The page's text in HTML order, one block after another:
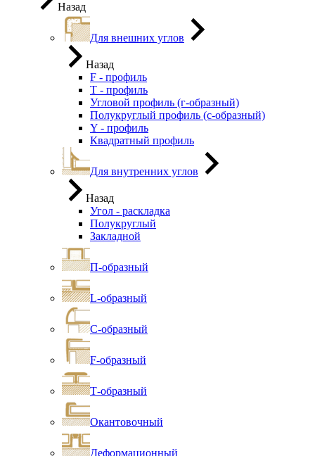
Назад
Для внешних углов
Назад
F - профиль
Т - профиль
Угловой профиль (г-образный)
Полукруглый профиль (с-образный)
Y - профиль
Квадратный профиль
Для внутренних углов
Назад
Угол - раскладка
Полукруглый
Закладной
П-образный
L-образный
С-образный
F-образный
Т-образный
Окантовочный
Деформационный